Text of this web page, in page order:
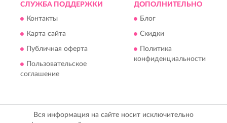
СЛУЖБА ПОДДЕРЖКИ
Контакты
Карта сайта
Публичная оферта
Пользовательское
соглашение
ДОПОЛНИТЕЛЬНО
Блог
Скидки
Политика
конфиденциальности
Вся информация на сайте носит исключительно